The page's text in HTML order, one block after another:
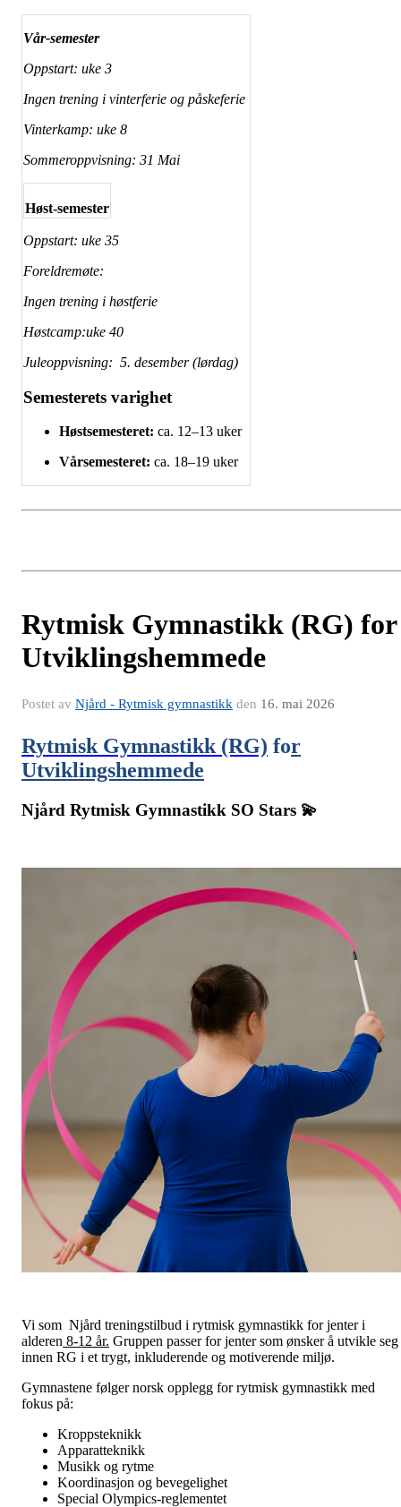
Vår-semester
Oppstart: uke 3
Ingen trening i vinterferie og påskeferie
Vinterkamp: uke 8
Sommeroppvisning: 31 Mai
Høst-semester
Oppstart: uke 35
Foreldremøte:
Ingen trening i høstferie
Høstcamp:uke 40
Juleoppvisning: 5. desember (lørdag)
Semesterets varighet
Høstsemesteret: ca. 12–13 uker
Vårsemesteret: ca. 18–19 uker
Rytmisk Gymnastikk (RG) for
Utviklingshemmede
Postet av Njård - Rytmisk gymnastikk den 16. mai 2026
Rytmisk Gymnastikk (RG) for
Utviklingshemmede
Njård Rytmisk Gymnastikk SO Stars 💫
Vi som Njård treningstilbud i rytmisk gymnastikk for jenter i
alderen 8-12 år. Gruppen passer for jenter som ønsker å utvikle seg
innen RG i et trygt, inkluderende og motiverende miljø.
Gymnastene følger norsk opplegg for rytmisk gymnastikk med
fokus på:
Kroppsteknikk
Apparatteknikk
Musikk og rytme
Koordinasjon og bevegelighet
Special Olympics-reglementet